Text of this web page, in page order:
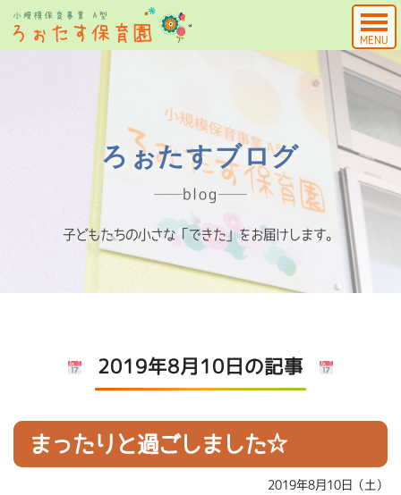
MENU
ろぉたすブログ
blog
子どもたちの小さな「できた」をお届けします。
2019年8月10日の記事
まったりと過ごしました☆
2019年8月10日（土）